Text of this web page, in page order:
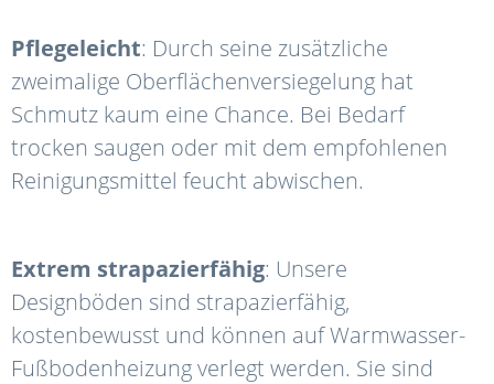
Pflegeleicht: Durch seine zusätzliche
zweimalige Oberflächenversiegelung hat
Schmutz kaum eine Chance. Bei Bedarf
trocken saugen oder mit dem empfohlenen
Reinigungsmittel feucht abwischen.
Extrem strapazierfähig: Unsere
Designböden sind strapazierfähig,
kostenbewusst und können auf Warmwasser-
Fußbodenheizung verlegt werden. Sie sind